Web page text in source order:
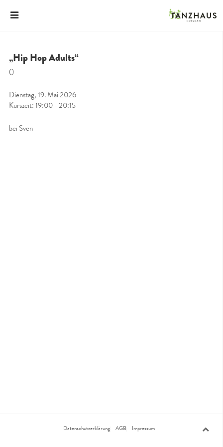
„Hip Hop Adults“
()
Dienstag, 19. Mai 2026
Kurszeit: 19:00 - 20:15
bei Sven
Datenschutzerklärung AGB Impressum